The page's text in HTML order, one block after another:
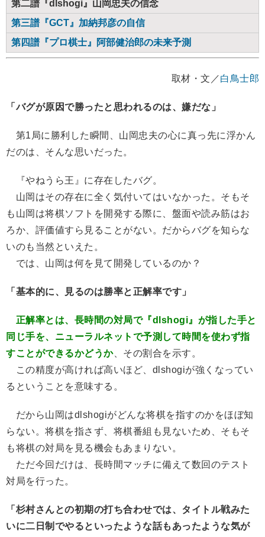
第二譜『dlshogi』山岡忠夫の信念
第三譜『GCT』加納邦彦の自信
第四譜『プロ棋士』阿部健治郎の未来予測
取材・文／白鳥士郎
「バグが原因で勝ったと思われるのは、嫌だな」
第1局に勝利した瞬間、山岡忠夫の心に真っ先に浮かん
だのは、そんな思いだった。
『やねうら王』に存在したバグ。
山岡はその存在に全く気付いてはいなかった。そもそ
も山岡は将棋ソフトを開発する際に、盤面や読み筋はお
ろか、評価値すら見ることがない。だからバグを知らな
いのも当然といえた。
では、山岡は何を見て開発しているのか？
「基本的に、見るのは勝率と正解率です」
正解率とは、長時間の対局で『dlshogi』が指した手と
同じ手を、ニューラルネットで予測して時間を使わず指
すことができるかどうか、その割合を示す。
この精度が高ければ高いほど、dlshogiが強くなってい
るということを意味する。
だから山岡はdlshogiがどんな将棋を指すのかをほぼ知
らない。将棋を指さず、将棋番組も見ないため、そもそ
も将棋の対局を見る機会もあまりない。
ただ今回だけは、長時間マッチに備えて数回のテスト
対局を行った。
「杉村さんとの初期の打ち合わせでは、タイトル戦みた
いに二日制でやるといったような話もあったような気が